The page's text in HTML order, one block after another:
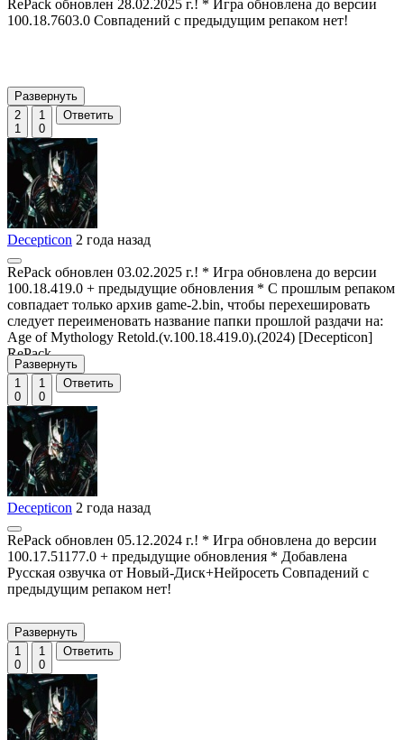
RePack обновлен 28.02.2025 г.! * Игра обновлена до версии
100.18.7603.0 Совпадений с предыдущим репаком нет!
Развернуть
2
1
1
0
Ответить
Decepticon 2 года назад
RePack обновлен 03.02.2025 г.! * Игра обновлена до версии
100.18.419.0 + предыдущие обновления * С прошлым репаком
совпадает только архив game-2.bin, чтобы перехешировать
следует переименовать название папки прошлой раздачи на:
Age of Mythology Retold.(v.100.18.419.0).(2024) [Decepticon]
RePack
Развернуть
1
0
1
0
Ответить
Decepticon 2 года назад
RePack обновлен 05.12.2024 г.! * Игра обновлена до версии
100.17.51177.0 + предыдущие обновления * Добавлена
Русская озвучка от Новый-Диск+Нейросеть Совпадений с
предыдущим репаком нет!
Развернуть
1
0
1
0
Ответить